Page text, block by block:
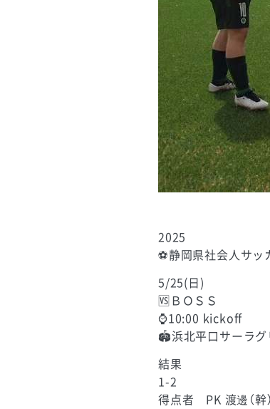
2025
⚽️静岡県社会人サッ
5/25(日)
🆚ＢＯＳＳ
⌚️10:00 kickoff
🏟️浜北平口サーラグ
結果
1-2
得点者 PK 渡邊（幹）